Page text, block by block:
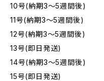
10号(納期3～5週間後)
11号(納期3～5週間後)
12号(納期3～5週間後)
13号(即日発送)
14号(納期3～5週間後)
15号(即日発送)